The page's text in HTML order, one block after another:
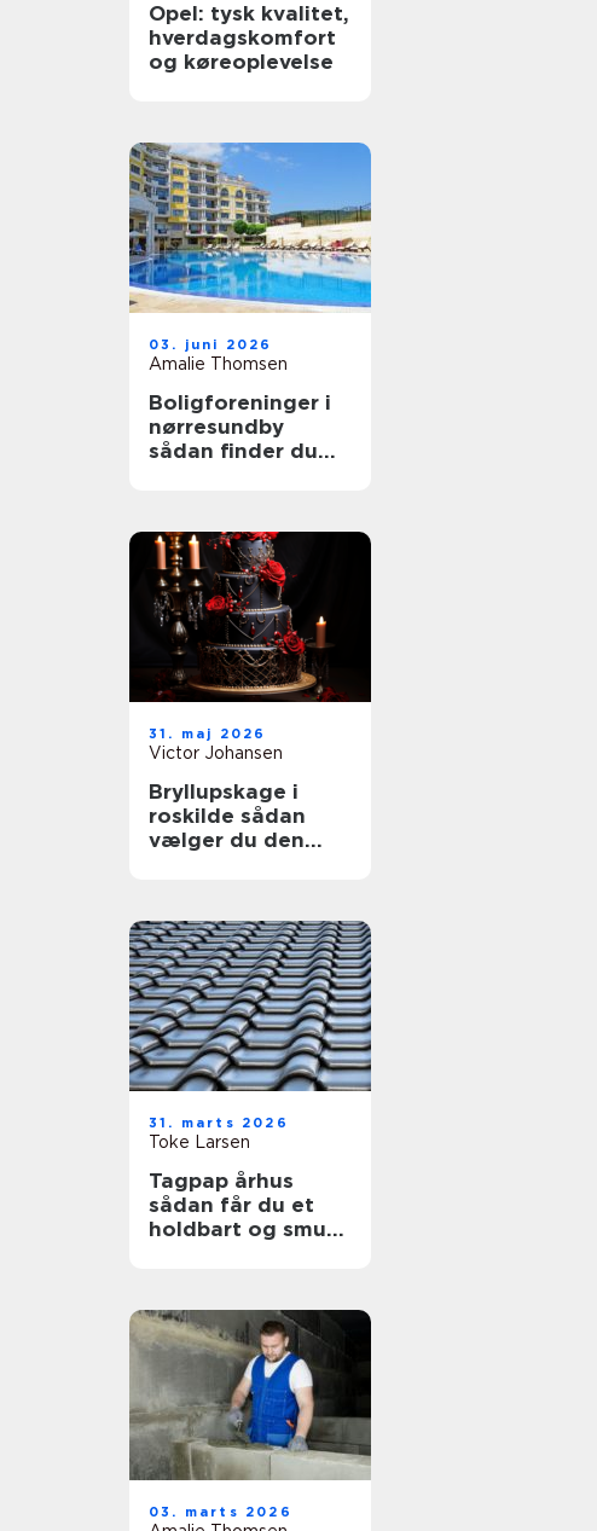
Opel: tysk kvalitet,
hverdagskomfort
og køreoplevelse
03. juni 2026
Amalie Thomsen
Boligforeninger i
nørresundby
sådan finder du
31. maj 2026
Victor Johansen
Bryllupskage i
roskilde sådan
vælger du den
31. marts 2026
Toke Larsen
Tagpap århus
sådan får du et
holdbart og smukt
03. marts 2026